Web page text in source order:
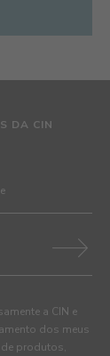
DA CIN
a CIN e
dos meus
produtos,